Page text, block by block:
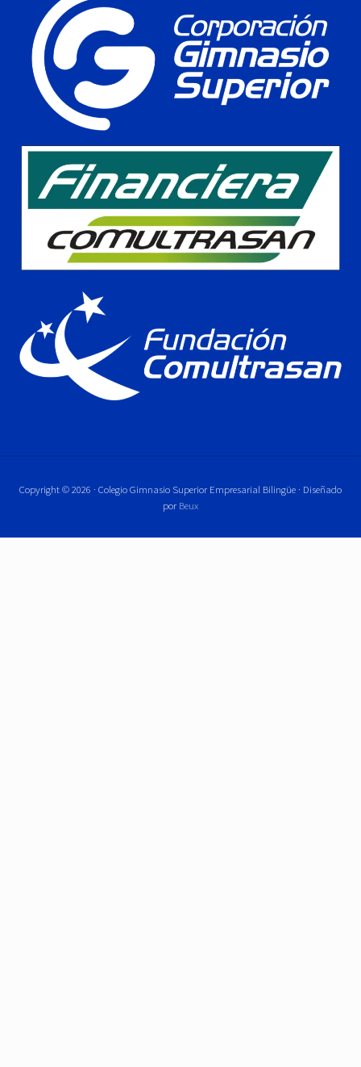
Copyright © 2026 · Colegio Gimnasio Superior Empresarial Bilingüe · Diseñado
por Beux